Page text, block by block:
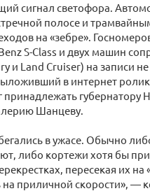
сигнал светофора.
полосе и
на «зебре».
S-Class и двух машин
и Land Cruiser) на записи
в интернет
принадлежать губернатору
Шанцеву.
в ужасе. Обычно
либо кортежи хотя бы
пересекая их на
на приличной скорости», —